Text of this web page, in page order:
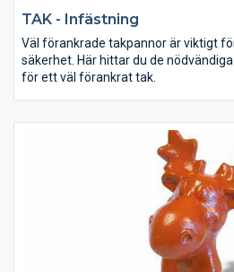
TAK - Infästning
Väl förankrade takpannor är viktigt
säkerhet. Här hittar du de
för ett väl förankrat tak.